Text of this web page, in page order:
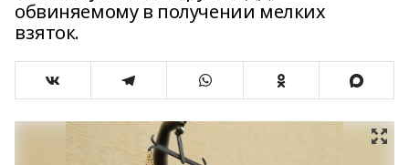
обвиняемому в получении мелких
взяток.